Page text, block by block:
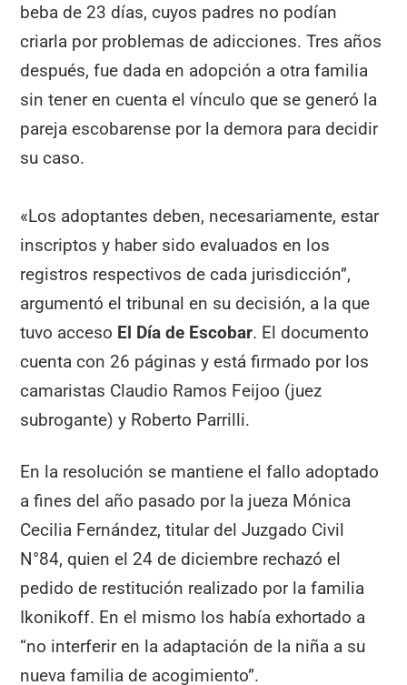
beba de 23 días, cuyos padres no podían
criarla por problemas de adicciones. Tres años
después, fue dada en adopción a otra familia
sin tener en cuenta el vínculo que se generó la
pareja escobarense por la demora para decidir
su caso.
«Los adoptantes deben, necesariamente, estar
inscriptos y haber sido evaluados en los
registros respectivos de cada jurisdicción”,
argumentó el tribunal en su decisión, a la que
tuvo acceso El Día de Escobar. El documento
cuenta con 26 páginas y está firmado por los
camaristas Claudio Ramos Feijoo (juez
subrogante) y Roberto Parrilli.
En la resolución se mantiene el fallo adoptado
a fines del año pasado por la jueza Mónica
Cecilia Fernández, titular del Juzgado Civil
N°84, quien el 24 de diciembre rechazó el
pedido de restitución realizado por la familia
Ikonikoff. En el mismo los había exhortado a
“no interferir en la adaptación de la niña a su
nueva familia de acogimiento”.